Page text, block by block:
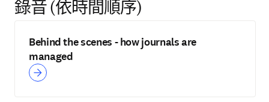
錄音 (依時間順序)
Behind the scenes - how journals are
managed